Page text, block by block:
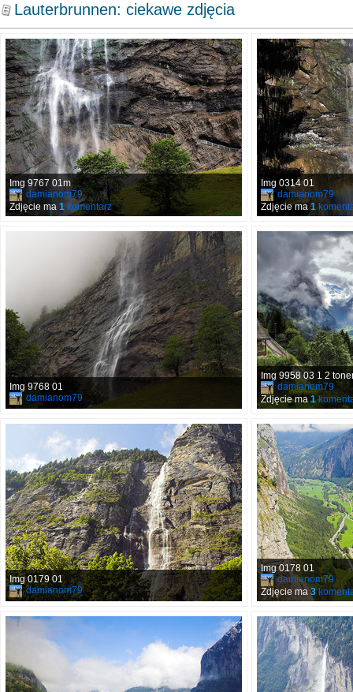
Lauterbrunnen: ciekawe zdjęcia
Img 9767 01m
damianom79
Zdjęcie ma 1 komentarz
Img 0314 01
damianom79
Zdjęcie ma1
Img 9768 01
damianom79
Img 9958 03 1 2
damianom79
Zdjęcie ma1
Img 0179 01
damianom79
Img 0178 01
damianom79
Zdjęcie ma3